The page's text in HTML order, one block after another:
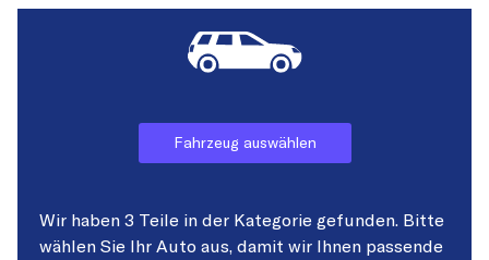
Fahrzeug auswählen
Wir haben 3 Teile in der Kategorie gefunden. Bitte
wählen Sie Ihr Auto aus, damit wir Ihnen passende